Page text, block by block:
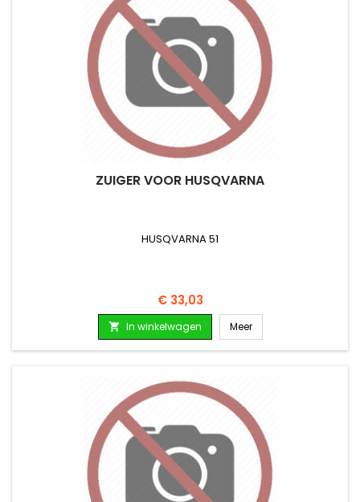
ZUIGER VOOR HUSQVARNA
HUSQVARNA 51
Prijs
€ 33,03
 In winkelwagen Meer